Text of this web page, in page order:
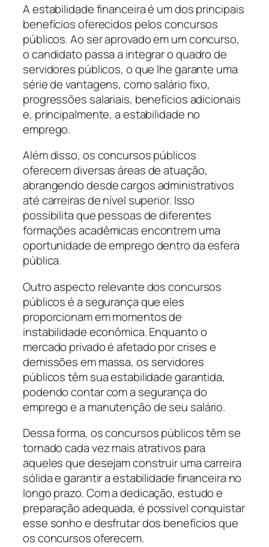
A estabilidade financeira é um dos principais
benefícios oferecidos pelos concursos
públicos. Ao ser aprovado em um concurso,
o candidato passa a integrar o quadro de
servidores públicos, o que lhe garante uma
série de vantagens, como salário fixo,
progressões salariais, benefícios adicionais
e, principalmente, a estabilidade no
emprego.
Além disso, os concursos públicos
oferecem diversas áreas de atuação,
abrangendo desde cargos administrativos
até carreiras de nível superior. Isso
possibilita que pessoas de diferentes
formações acadêmicas encontrem uma
oportunidade de emprego dentro da esfera
pública.
Outro aspecto relevante dos concursos
públicos é a segurança que eles
proporcionam em momentos de
instabilidade econômica. Enquanto o
mercado privado é afetado por crises e
demissões em massa, os servidores
públicos têm sua estabilidade garantida,
podendo contar com a segurança do
emprego e a manutenção de seu salário.
Dessa forma, os concursos públicos têm se
tornado cada vez mais atrativos para
aqueles que desejam construir uma carreira
sólida e garantir a estabilidade financeira no
longo prazo. Com a dedicação, estudo e
preparação adequada, é possível conquistar
esse sonho e desfrutar dos benefícios que
os concursos oferecem.